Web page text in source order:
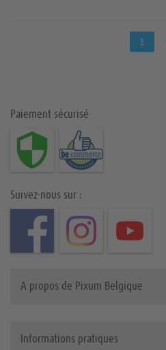
1
Paiement sécurisé
Suivez-nous sur :
A propos de Pixum Belgique
Informations pratiques